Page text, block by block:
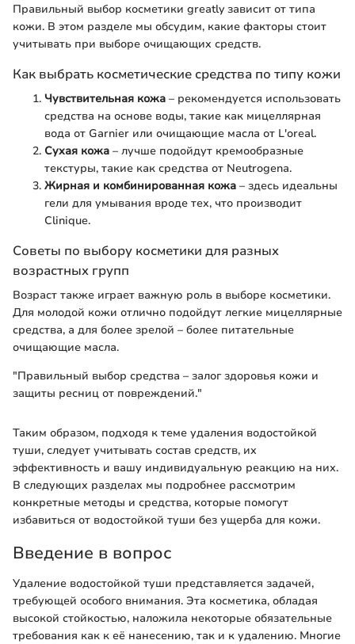
Правильный выбор косметики greatly зависит от типа
кожи. В этом разделе мы обсудим, какие факторы стоит
учитывать при выборе очищающих средств.
Как выбрать косметические средства по типу кожи
Чувствительная кожа – рекомендуется использовать
средства на основе воды, такие как мицеллярная
вода от Garnier или очищающие масла от L'oreal.
Сухая кожа – лучше подойдут кремообразные
текстуры, такие как средства от Neutrogena.
Жирная и комбинированная кожа – здесь идеальны
гели для умывания вроде тех, что производит
Clinique.
Советы по выбору косметики для разных
возрастных групп
Возраст также играет важную роль в выборе косметики.
Для молодой кожи отлично подойдут легкие мицеллярные
средства, а для более зрелой – более питательные
очищающие масла.
"Правильный выбор средства – залог здоровья кожи и
защиты ресниц от повреждений."
Таким образом, подходя к теме удаления водостойкой
туши, следует учитывать состав средств, их
эффективность и вашу индивидуальную реакцию на них.
В следующих разделах мы подробнее рассмотрим
конкретные методы и средства, которые помогут
избавиться от водостойкой туши без ущерба для кожи.
Введение в вопрос
Удаление водостойкой туши представляется задачей,
требующей особого внимания. Эта косметика, обладая
высокой стойкостью, наложила некоторые обязательные
требования как к её нанесению, так и к удалению. Многие